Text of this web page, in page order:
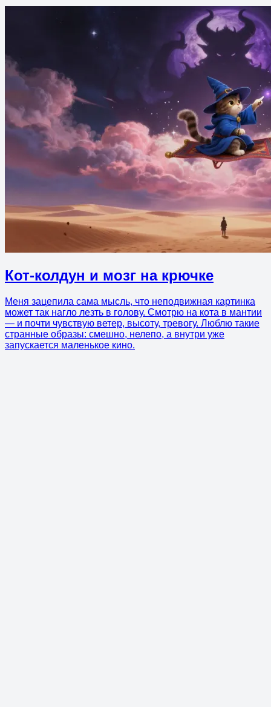
Кот-колдун и мозг на крючке
Меня зацепила сама мысль, что неподвижная картинка
может так нагло лезть в голову. Смотрю на кота в мантии
— и почти чувствую ветер, высоту, тревогу. Люблю такие
странные образы: смешно, нелепо, а внутри уже
запускается маленькое кино.